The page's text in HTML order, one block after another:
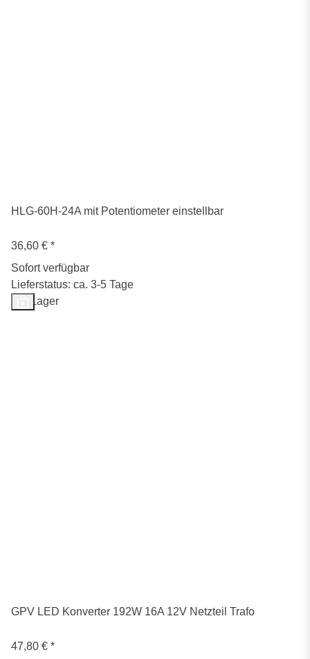
HLG-60H-24A mit Potentiometer einstellbar
36,60 € *
Sofort verfügbar
Lieferstatus: ca. 3-5 Tage
Auf Lager
GPV LED Konverter 192W 16A 12V Netzteil Trafo
47,80 € *